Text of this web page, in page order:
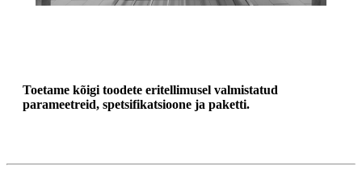
Toetame kõigi toodete eritellimusel valmistatud
parameetreid, spetsifikatsioone ja paketti.